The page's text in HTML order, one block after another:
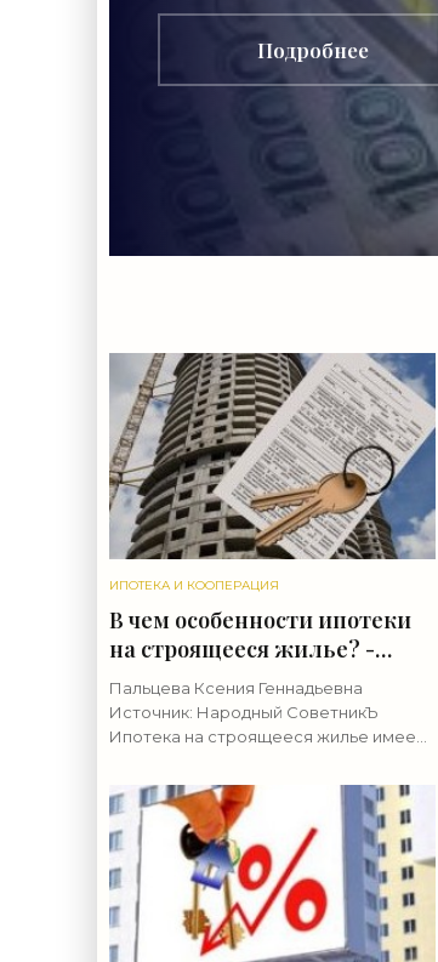
Подробнее
ИПОТЕКА И КООПЕРАЦИЯ
В чем особенности ипотеки
на строящееся жилье? -
«Ипотека»
Пальцева Ксения Геннадьевна
Источник: Народный СоветникЪ
Ипотека на строящееся жилье имеет
преимущества. Из минусов ипотеки на
строящееся жилье стоит отметить